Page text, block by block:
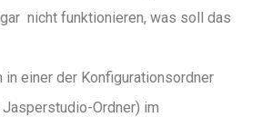
nicht funktionieren, was soll das
in einer der Konfigurationsordner
Ordner) im